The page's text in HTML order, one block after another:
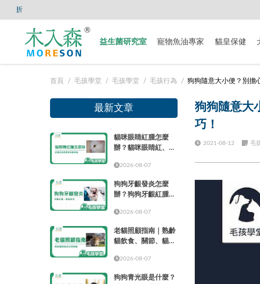
益生菌研究室 寵物魚油專家 貓皇保健
首頁 毛孩學堂 毛孩學堂 毛孩行為 狗狗隨意大小便？別擔
狗狗隨意大
巧！
2021-08-12 毛
最新文章
貓咪眼睛紅腫怎麼
辦？貓咪眼睛紅、眼
2026-08-07
狗狗牙齦發炎怎麼
辦？狗狗牙齦紅腫、
2026-08-07
老貓照顧指南｜熟齡
貓飲食、關節、貓砂
2026-08-07
狗狗青光眼是什麼？